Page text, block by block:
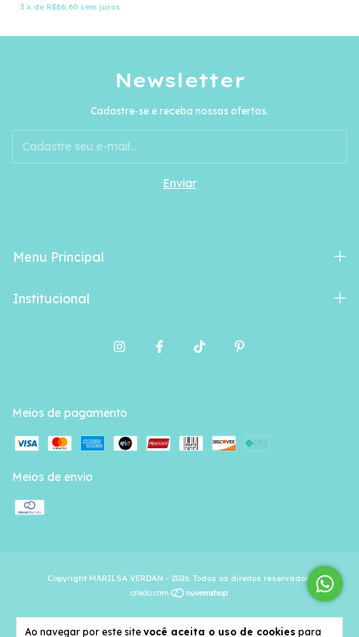
Ao navegar por este site você aceita o uso de cookies para
3 x de R$66,60 sem juros
Newsletter
Cadastre-se e receba nossas ofertas.
Menu Principal
Institucional
Meios de pagamento
Meios de envio
Copyright MARILSA VERDAN - 2026. Todos os direitos reservados.